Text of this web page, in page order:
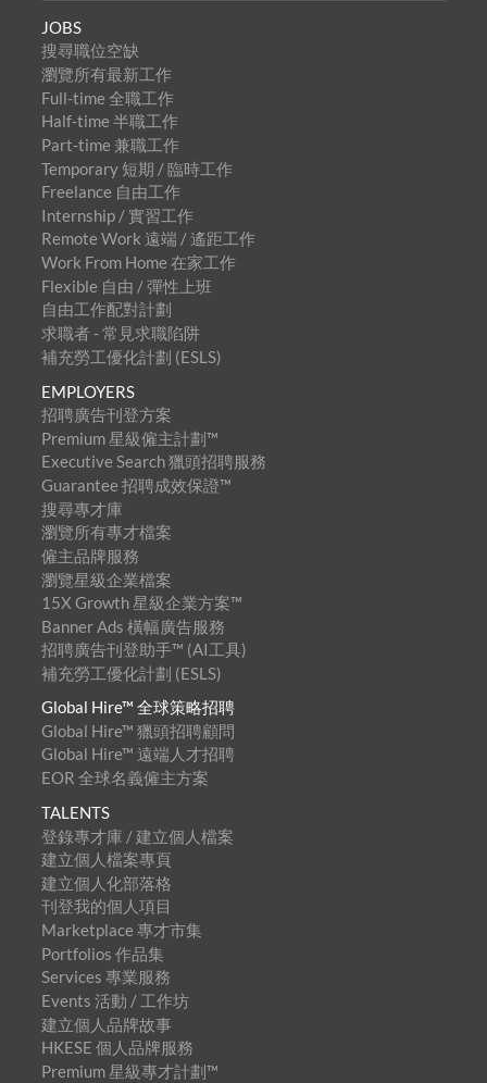
JOBS
搜尋職位空缺
瀏覽所有最新工作
Full-time 全職工作
Half-time 半職工作
Part-time 兼職工作
Temporary 短期 / 臨時工作
Freelance 自由工作
Internship / 實習工作
Remote Work 遠端 / 遙距工作
Work From Home 在家工作
Flexible 自由 / 彈性上班
自由工作配對計劃
求職者 - 常見求職陷阱
補充勞工優化計劃 (ESLS)
EMPLOYERS
招聘廣告刊登方案
Premium 星級僱主計劃™
Executive Search 獵頭招聘服務
Guarantee 招聘成效保證™
搜尋專才庫
瀏覽所有專才檔案
僱主品牌服務
瀏覽星級企業檔案
15X Growth 星級企業方案™
Banner Ads 橫幅廣告服務
招聘廣告刊登助手™ (AI工具)
補充勞工優化計劃 (ESLS)
Global Hire™ 全球策略招聘
Global Hire™ 獵頭招聘顧問
Global Hire™ 遠端人才招聘
EOR 全球名義僱主方案
TALENTS
登錄專才庫 / 建立個人檔案
建立個人檔案專頁
建立個人化部落格
刊登我的個人項目
Marketplace 專才市集
Portfolios 作品集
Services 專業服務
Events 活動 / 工作坊
建立個人品牌故事
HKESE 個人品牌服務
Premium 星級專才計劃™